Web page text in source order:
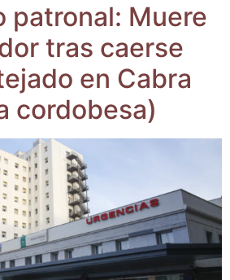
patro­nal: Mue­re
tras caer­se
en Cabra
cordobesa)